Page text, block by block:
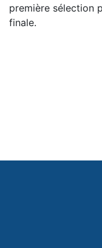
première sélection
finale.